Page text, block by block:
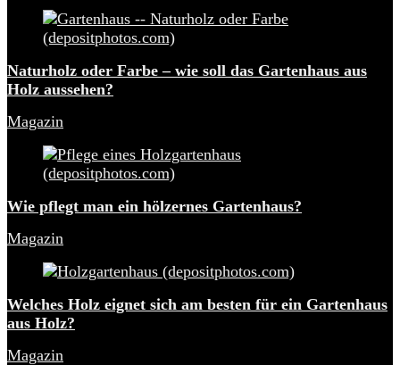
Naturholz oder Farbe – wie soll das Gartenhaus aus
Holz aussehen?
Magazin
Wie pflegt man ein hölzernes Gartenhaus?
Magazin
Welches Holz eignet sich am besten für ein Gartenhaus
aus Holz?
Magazin